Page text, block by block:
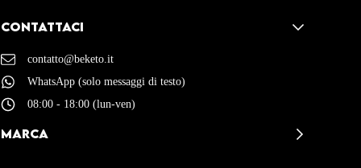
Contattaci
contatto@beketo.it
WhatsApp (solo messaggi di testo)
08:00 - 18:00 (lun-ven)
MARCA